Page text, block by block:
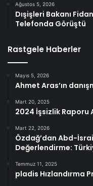
Ağustos 5, 2026
Dışişleri Bakanı
Telefonda Görüştü
Rastgele Haberler
Mayıs 5, 2026
Ahmet Aras’ın
Mart 20, 2025
2024 İşsizlik Raporu
Mart 22, 2026
Özdağ’dan Abd-
Değerlendirme:
Temmuz 11, 2025
pladis Hızlandırma